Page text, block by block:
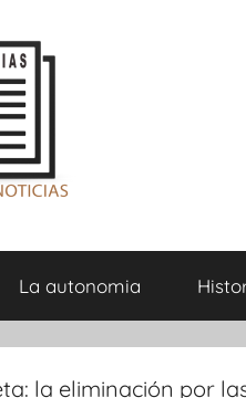
La autonomia
la eliminación por